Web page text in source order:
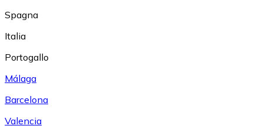
Spagna
Italia
Portogallo
Málaga
Barcelona
Valencia